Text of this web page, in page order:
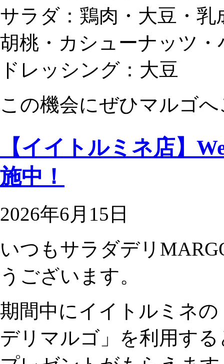
サラダ：鶏肉・大豆・
胡桃・カシューナッツ・
ドレッシング：大豆
この機会にぜひマルゴ
【イイトルミネ店】
施中！
2026年6月15日
いつもサラダデリ
うございます。
期間中にイイトルミネ
デリマルゴ」を利用す